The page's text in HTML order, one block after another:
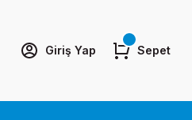
Giriş Yap Sepet